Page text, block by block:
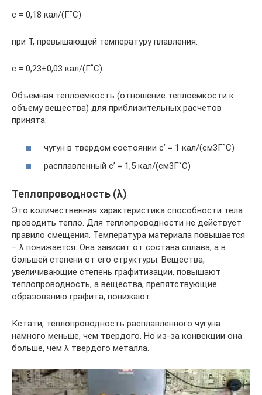
с = 0,18 кал/(Г˚С)
при Т, превышающей температуру плавления:
с = 0,23±0,03 кал/(Г˚С)
Объемная теплоемкость (отношение теплоемкости к
объему вещества) для приблизительных расчетов
принята:
чугун в твердом состоянии с’ = 1 кал/(см3Г˚С)
расплавленный с’ = 1,5 кал/(см3Г˚С)
Теплопроводность (λ)
Это количественная характеристика способности тела
проводить тепло. Для теплопроводности не действует
правило смещения. Температура материала повышается
– λ понижается. Она зависит от состава сплава, а в
большей степени от его структуры. Вещества,
увеличивающие степень графитизации, повышают
теплопроводность, а вещества, препятствующие
образованию графита, понижают.
Кстати, теплопроводность расплавленного чугуна
намного меньше, чем твердого. Но из-за конвекции она
больше, чем λ твердого металла.